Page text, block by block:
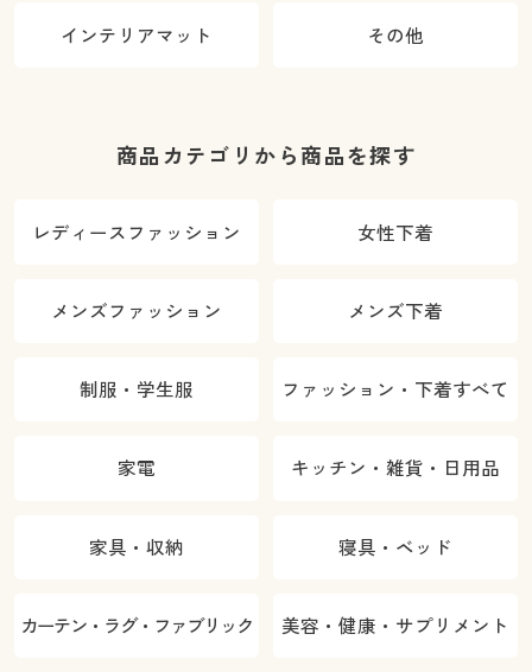
インテリアマット その他
商品カテゴリから商品を探す
レディースファッション 女性下着
メンズファッション メンズ下着
制服・学生服 ファッション・下着すべて
家電 キッチン・雑貨・日用品
家具・収納 寝具・ベッド
カーテン・ラグ・ファブリック 美容・健康・サプリメント